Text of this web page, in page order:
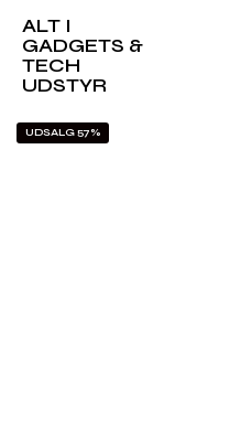
ALT I
GADGETS &
TECH
UDSTYR
UDSALG 57%